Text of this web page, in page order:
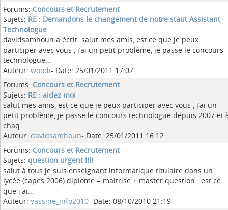
Forums: Concours et Recrutement
Sujets: RE : Demandons le changement de notre staut Assistant
Technologue
davidsamhoun a écrit :salut mes amis, est ce que je peux
participer avec vous , j’ai un petit problème, je passe le concours
technologue...
Auteur: woodi- Date: 25/01/2011 17:07
Forums: Concours et Recrutement
Sujets: RE : aidez moi
salut mes amis, est ce que je peux participer avec vous , j’ai un
petit problème, je passe le concours technologue depuis 2007 et
chaq...
Auteur: davidsamhoun- Date: 25/01/2011 16:12
Forums: Concours et Recrutement
Sujets: question urgent !!!!
salut à tous je suis enseignant informatique titulaire dans un
lycée (capes 2006) diplome = maitrise + master question : est ce
que j'ai...
Auteur: yassine_info2010- Date: 08/10/2010 21:19